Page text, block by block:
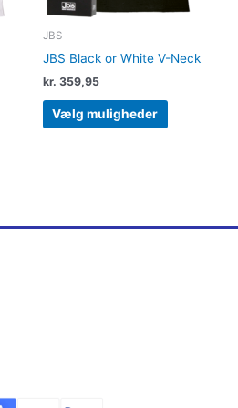
JBS
JBS Black or White V-Neck
kr. 359,95
Vælg muligheder
på